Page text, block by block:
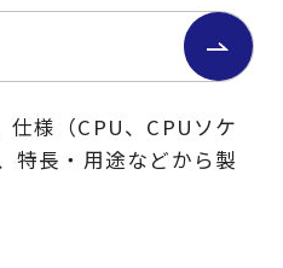
仕様（CPU、CPUソケ
特長・用途などから製